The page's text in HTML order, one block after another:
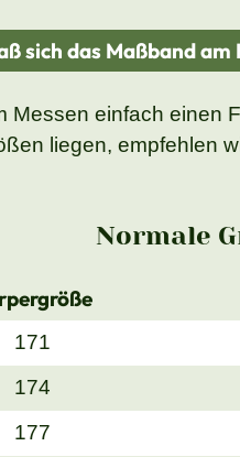
sich das Maßband
Messen einfach einen
liegen, empfehlen
Normale
171
174
177